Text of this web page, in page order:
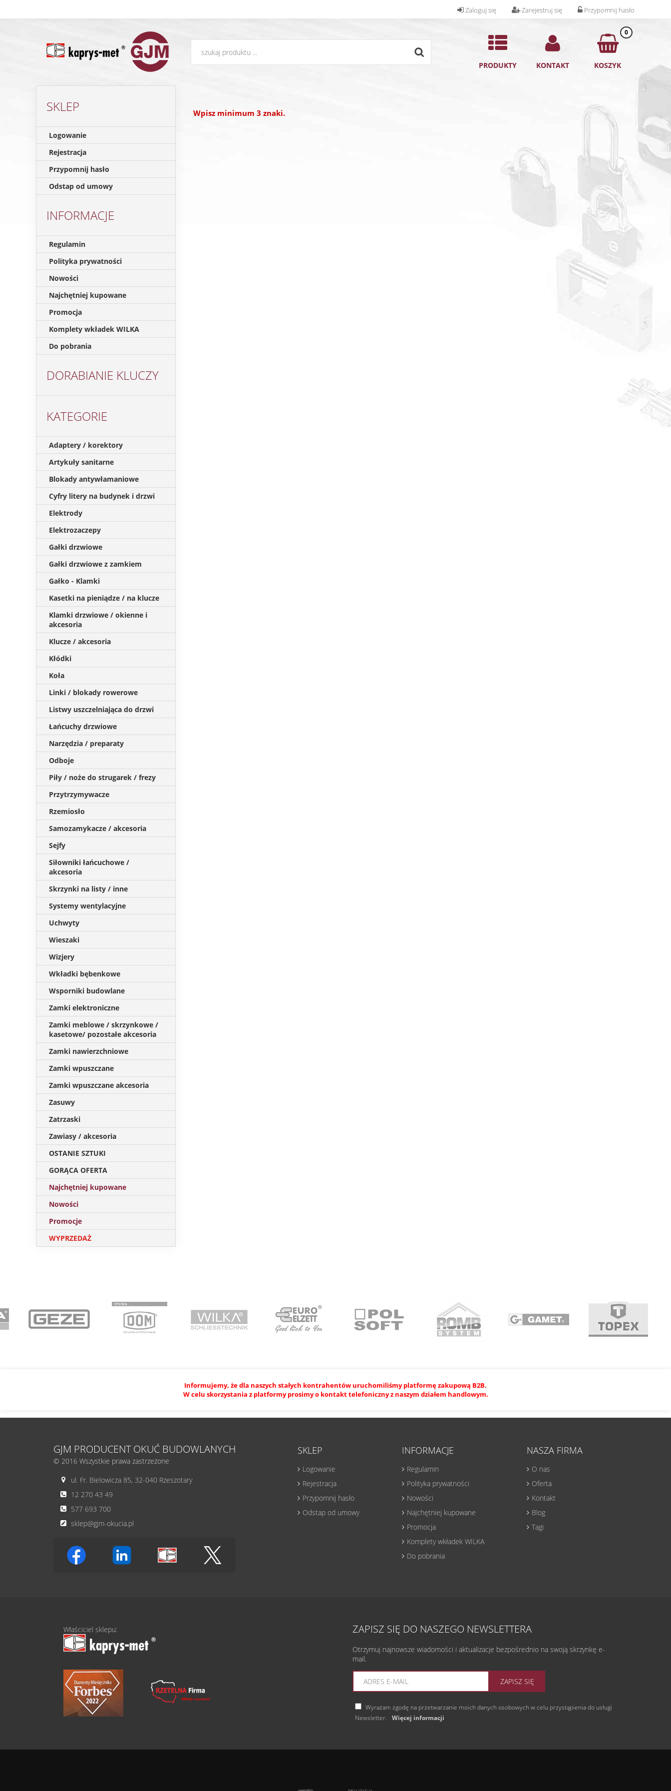
Przypomnij hasło
Zarejestruj się
Zaloguj się
PRODUKTY KONTAKT
0
KOSZYK
SKLEP
Logowanie
Rejestracja
Przypomnij hasło
Odstap od umowy
INFORMACJE
Regulamin
Polityka prywatności
Nowości
Najchętniej kupowane
Promocja
Komplety wkładek WILKA
Do pobrania
DORABIANIE KLUCZY
KATEGORIE
Adaptery / korektory
Artykuły sanitarne
Blokady antywłamaniowe
Cyfry litery na budynek i drzwi
Elektrody
Elektrozaczepy
Gałki drzwiowe
Gałki drzwiowe z zamkiem
Gałko - Klamki
Kasetki na pieniądze / na klucze
Klamki drzwiowe / okienne i
akcesoria
Klucze / akcesoria
Kłódki
Koła
Linki / blokady rowerowe
Listwy uszczelniająca do drzwi
Łańcuchy drzwiowe
Narzędzia / preparaty
Odboje
Piły / noże do strugarek / frezy
Przytrzymywacze
Rzemiosło
Samozamykacze / akcesoria
Sejfy
Siłowniki łańcuchowe /
akcesoria
Skrzynki na listy / inne
Systemy wentylacyjne
Uchwyty
Wieszaki
Wizjery
Wkładki bębenkowe
Wsporniki budowlane
Zamki elektroniczne
Zamki meblowe / skrzynkowe /
kasetowe/ pozostałe akcesoria
Zamki nawierzchniowe
Zamki wpuszczane
Zamki wpuszczane akcesoria
Zasuwy
Zatrzaski
Zawiasy / akcesoria
OSTANIE SZTUKI
GORĄCA OFERTA
Najchętniej kupowane
Nowości
Promocje
WYPRZEDAŻ
Wpisz minimum 3 znaki.
Informujemy, że dla naszych stałych kontrahentów uruchomiliśmy platformę zakupową B2B.
W celu skorzystania z platformy prosimy o kontakt telefoniczny z naszym działem handlowym.
GJM PRODUCENT OKUĆ BUDOWLANYCH
© 2016 Wszystkie prawa zastrzeżone
ul. Fr. Bielowicza 85, 32-040 Rzeszotary
12 270 43 49
577 693 700
sklep@gjm-okucia.pl
SKLEP
Logowanie
Rejestracja
Przypomnij hasło
Odstap od umowy
INFORMACJE
Regulamin
Polityka prywatności
Nowości
Najchętniej kupowane
Promocja
Komplety wkładek WILKA
Do pobrania
NASZA FIRMA
O nas
Oferta
Kontakt
Blog
Tagi
Właściciel sklepu: ZAPISZ SIĘ DO NASZEGO NEWSLETTERA
Otrzymuj najnowsze wiadomości i aktualizacje bezpośrednio na swoją skrzynkę e-
mail.
ZAPISZ SIĘ
Wyrażam zgodę na przetwarzanie moich danych osobowych w celu przystąpienia do usługi
Newsletter.
Więcej informacji